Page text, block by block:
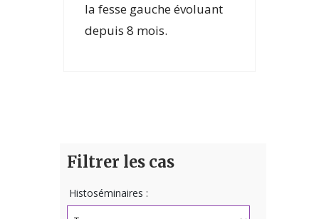
la fesse gauche évoluant
depuis 8 mois.
Filtrer les cas
Histoséminaires :